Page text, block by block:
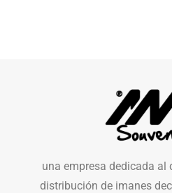
una empresa dedicada al
distribución de imanes